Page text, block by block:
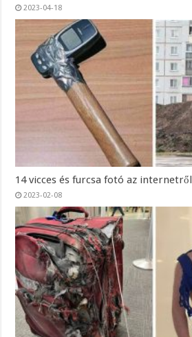
2023-04-18
14 vicces és furcsa fotó az internetről
2023-02-08